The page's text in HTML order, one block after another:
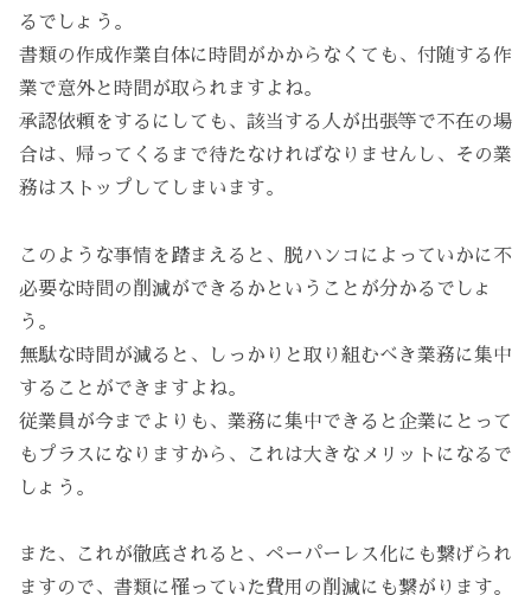
るでしょう。
書類の作成作業自体に時間がかからなくても、付随する作
業で意外と時間が取られますよね。
承認依頼をするにしても、該当する人が出張等で不在の場
合は、帰ってくるまで待たなければなりませんし、その業
務はストップしてしまいます。
このような事情を踏まえると、脱ハンコによっていかに不
必要な時間の削減ができるかということが分かるでしょ
う。
無駄な時間が減ると、しっかりと取り組むべき業務に集中
することができますよね。
従業員が今までよりも、業務に集中できると企業にとって
もプラスになりますから、これは大きなメリットになるで
しょう。
また、これが徹底されると、ペーパーレス化にも繋げられ
ますので、書類に罹っていた費用の削減にも繋がります。